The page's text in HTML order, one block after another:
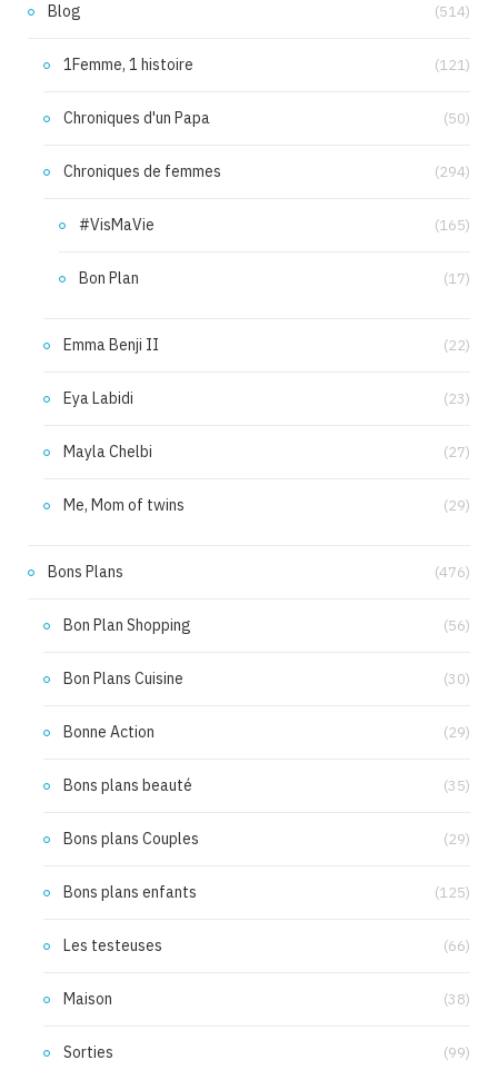
Blog (514)
1Femme, 1 histoire (121)
Chroniques d'un Papa (50)
Chroniques de femmes (294)
#VisMaVie (165)
Bon Plan (17)
Emma Benji II (22)
Eya Labidi (23)
Mayla Chelbi (27)
Me, Mom of twins (29)
Bons Plans (476)
Bon Plan Shopping (56)
Bon Plans Cuisine (30)
Bonne Action (29)
Bons plans beauté (35)
Bons plans Couples (29)
Bons plans enfants (125)
Les testeuses (66)
Maison (38)
Sorties (99)